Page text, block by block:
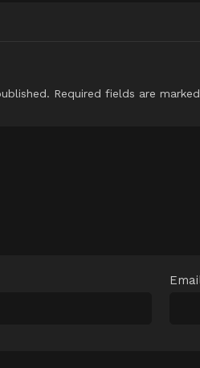
Required fields are marked